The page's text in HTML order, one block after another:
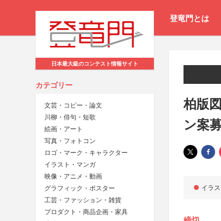
登竜門とは
日本最大級のコンテスト情報サイト
カテゴリー
文芸・コピー・論文
川柳・俳句・短歌
絵画・アート
写真・フォトコン
ロゴ・マーク・キャラクター
イラスト・マンガ
映像・アニメ・動画
グラフィック・ポスター
工芸・ファッション・雑貨
プロダクト・商品企画・家具
柏版
ン案
イラ